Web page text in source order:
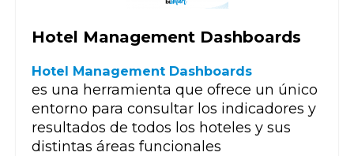
Hotel Management Dashboards
Hotel Management Dashboards
es una herramienta que ofrece un único
entorno para consultar los indicadores y
resultados de todos los hoteles y sus
distintas áreas funcionales